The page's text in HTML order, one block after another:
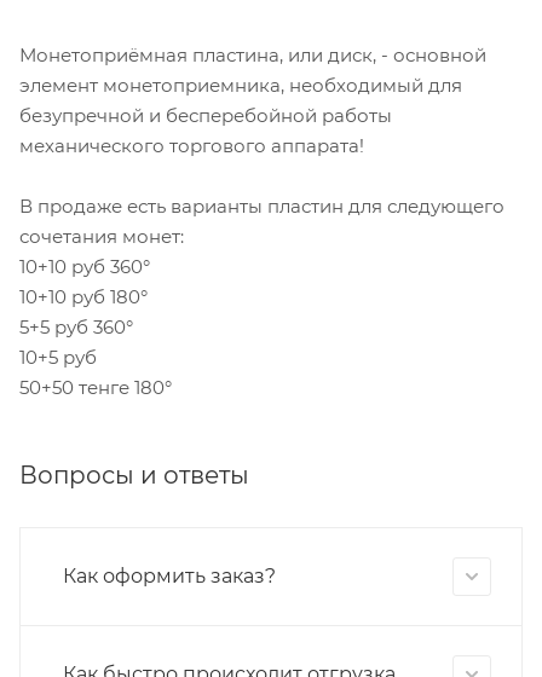
Монетоприёмная пластина, или диск, - основной
элемент монетоприемника, необходимый для
безупречной и бесперебойной работы
механического торгового аппарата!
В продаже есть варианты пластин для следующего
сочетания монет:
10+10 руб 360°
10+10 руб 180°
5+5 руб 360°
10+5 руб
50+50 тенге 180°
Вопросы и ответы
Как оформить заказ?